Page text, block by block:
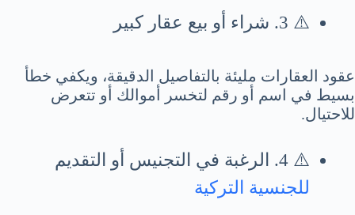
⚠️ 3. شراء أو بيع عقار كبير
عقود العقارات مليئة بالتفاصيل الدقيقة، ويكفي خطأ
بسيط في اسم أو رقم لتخسر أموالك أو تتعرض
للاحتيال.
⚠️ 4. الرغبة في التجنيس أو التقديم
للجنسية التركية